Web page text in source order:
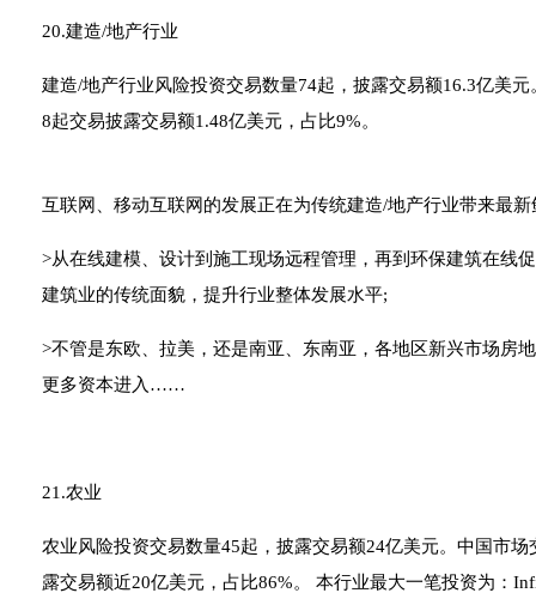
20.建造/地产行业
建造/地产行业风险投资交易数量74起，披露交易额16.3亿美
8起交易披露交易额1.48亿美元，占比9%。
互联网、移动互联网的发展正在为传统建造/地产行业带来最新
>从在线建模、设计到施工现场远程管理，再到环保建筑在线
建筑业的传统面貌，提升行业整体发展水平;
>不管是东欧、拉美，还是南亚、东南亚，各地区新兴市场房
更多资本进入……
21.农业
农业风险投资交易数量45起，披露交易额24亿美元。中国市
露交易额近20亿美元，占比86%。 本行业最大一笔投资为：